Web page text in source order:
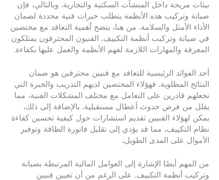
بيئات مريحة داخل المنشآت السكنية والتجارية. وبالتالي، فإن
صيانة وتركيب هذه الأنظمة يتطلب خبرات فنية محددة لضمان
الأداء الأمثل والسلامة. من هنا، يتضح أهمية التعاقد مع مختصين
في صيانة وتركيب أنظمة التكييف. الفنيون المحترفون يمتلكون
المعرفة والمهارات اللازمة لفهم الأنظمة والعمل عليها بكفاءة.
أحد الفوائد الرئيسية للتعاقد مع فنيين محترفين هو ضمان
النتائج المطلوبة. فهؤلاء المختصين لديهم التدريب والخبرة التي
تجعلهم قادرين على التعامل مع مختلف المشكلات الفنية، مما
يقلل من فرص حدوث أعطال مستقبلية. بالإضافة إلى ذلك،
يمكن لهؤلاء الفنيين تقديم استشارات حول كيفية تحسين كفاءة
نظام التكييف، مما قد يؤدي إلى تقليل فاتورة الطاقة وتوفير
الأموال على المدى الطويل.
من المهم أيضًا الإشارة إلى العوامل المالية المرتبطة بصيانة
وتركيب أنظمة التكييف. على الرغم من أن تعيين فنيين